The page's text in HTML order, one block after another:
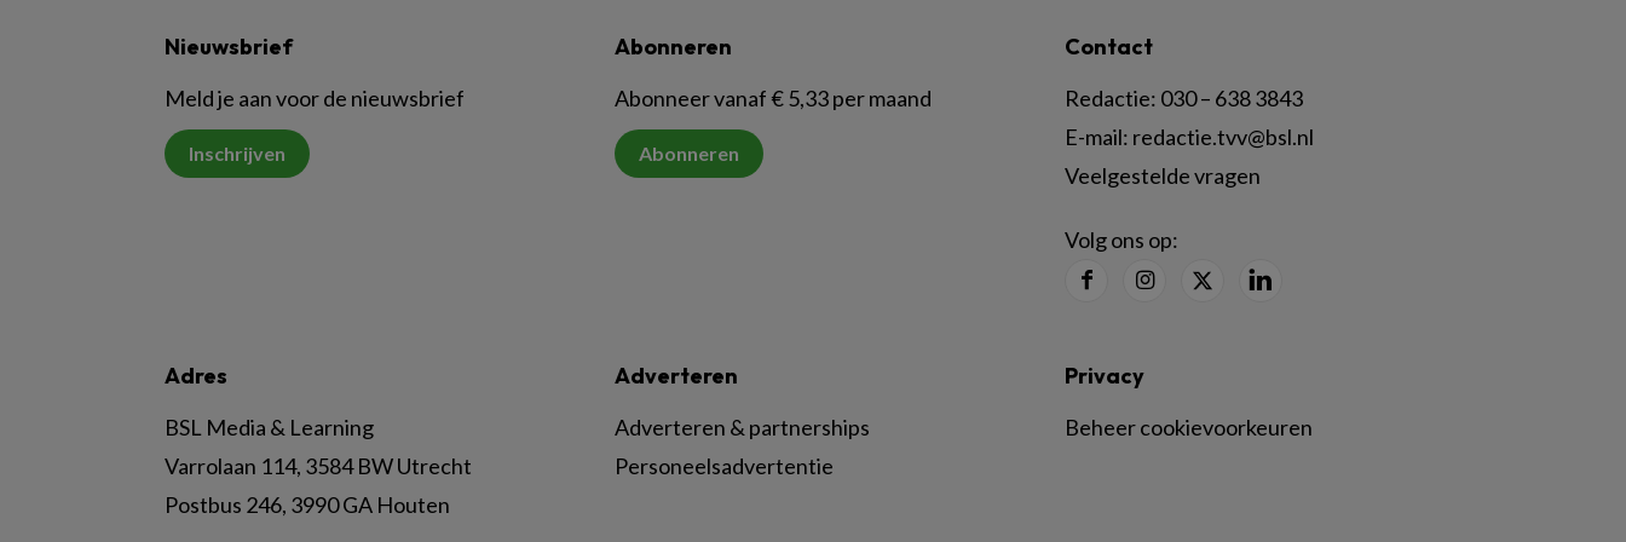
Nieuwsbrief
Meld je aan voor de nieuwsbrief
Inschrijven
Abonneren
Abonneer vanaf € 5,33 per maand
Abonneren
Contact
Redactie: 030 – 638 3843
E-mail: redactie.tvv@bsl.nl
Veelgestelde vragen
Volg ons op:
Adres
BSL Media & Learning
Varrolaan 114, 3584 BW Utrecht
Postbus 246, 3990 GA Houten
Adverteren
Adverteren & partnerships
Personeelsadvertentie
Privacy
Beheer cookievoorkeuren